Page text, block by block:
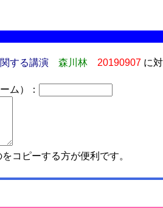
する講演 森川林 20190907 に
ム）：
コピーする方が便利です。